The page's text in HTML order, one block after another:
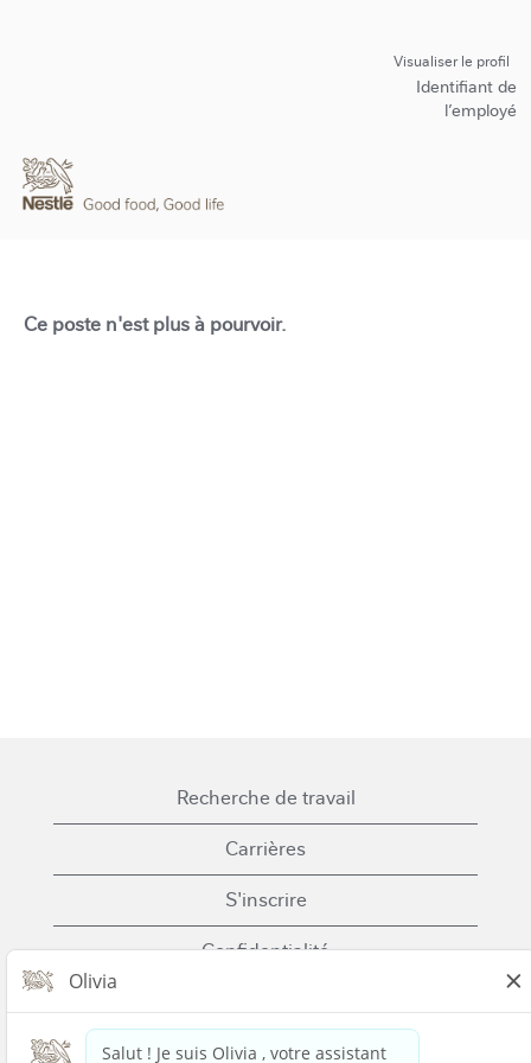
Visualiser le profil
Identifiant de
l’employé
Ce poste n'est plus à pourvoir.
Recherche de travail
Carrières
S'inscrire
Confidentialité
Conditions générales d'utilisation